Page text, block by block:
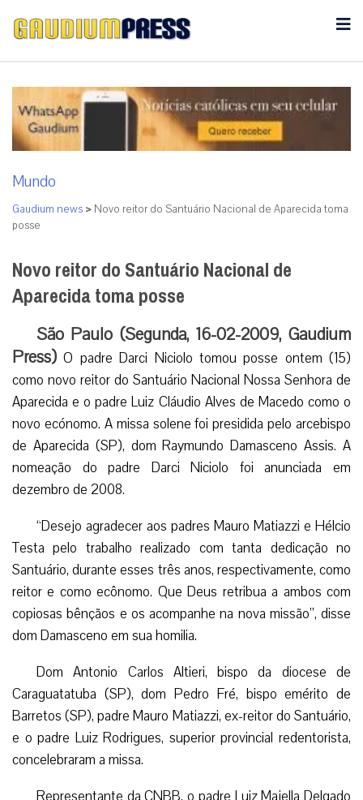
Mundo
Gaudium news > Novo reitor do Santuário Nacional de Aparecida toma
posse
Novo reitor do Santuário Nacional de
Aparecida toma posse
São Paulo (Segunda, 16-02-2009, Gaudium
Press) O padre Darci Niciolo tomou posse ontem (15)
como novo reitor do Santuário Nacional Nossa Senhora de
Aparecida e o padre Luiz Cláudio Alves de Macedo como o
novo ecónomo. A missa solene foi presidida pelo arcebispo
de Aparecida (SP), dom Raymundo Damasceno Assis. A
nomeação do padre Darci Niciolo foi anunciada em
dezembro de 2008.
“Desejo agradecer aos padres Mauro Matiazzi e Hélcio
Testa pelo trabalho realizado com tanta dedicação no
Santuário, durante esses três anos, respectivamente, como
reitor e como ecônomo. Que Deus retribua a ambos com
copiosas bênçãos e os acompanhe na nova missão”, disse
dom Damasceno em sua homilia.
Dom Antonio Carlos Altieri, bispo da diocese de
Caraguatatuba (SP), dom Pedro Fré, bispo emérito de
Barretos (SP), padre Mauro Matiazzi, ex-reitor do Santuário,
e o padre Luiz Rodrigues, superior provincial redentorista,
concelebraram a missa.
Representante da CNBB, o padre Luiz Majella Delgado